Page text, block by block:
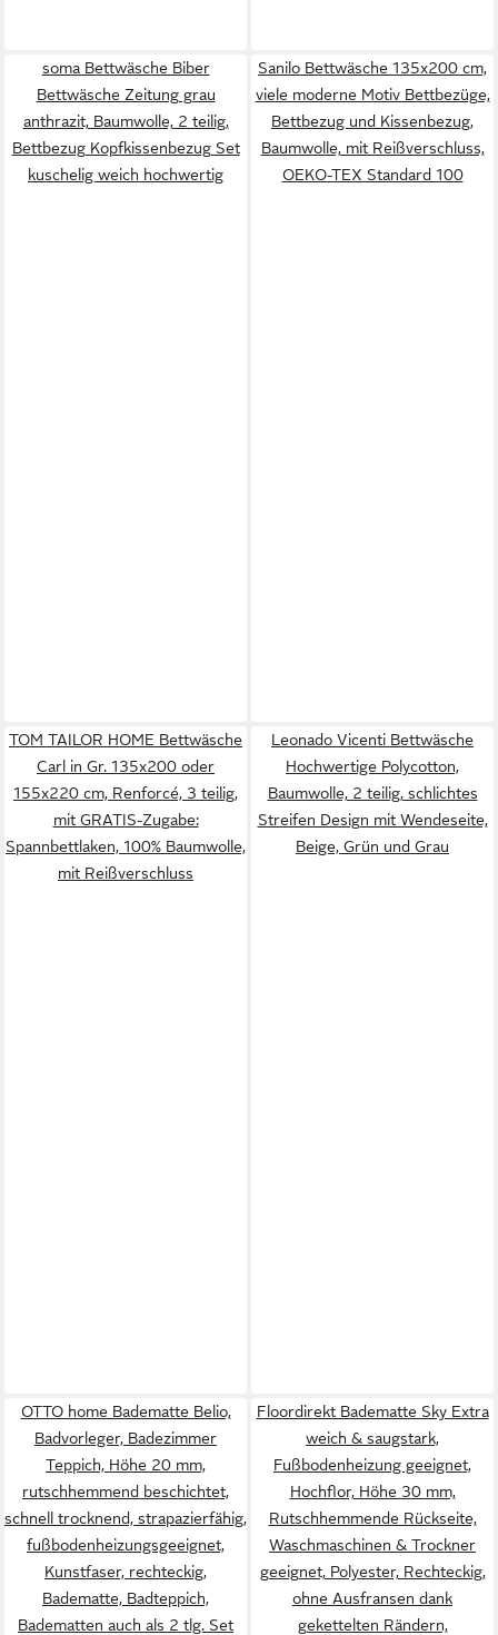
soma Bettwäsche Biber
Bettwäsche Zeitung grau
anthrazit, Baumwolle, 2 teilig,
Bettbezug Kopfkissenbezug Set
kuschelig weich hochwertig
Sanilo Bettwäsche 135x200 cm,
viele moderne Motiv Bettbezüge,
Bettbezug und Kissenbezug,
Baumwolle, mit Reißverschluss,
OEKO-TEX Standard 100
TOM TAILOR HOME Bettwäsche
Carl in Gr. 135x200 oder
155x220 cm, Renforcé, 3 teilig,
mit GRATIS-Zugabe:
Spannbettlaken, 100% Baumwolle,
mit Reißverschluss
Leonado Vicenti Bettwäsche
Hochwertige Polycotton,
Baumwolle, 2 teilig, schlichtes
Streifen Design mit Wendeseite,
Beige, Grün und Grau
OTTO home Badematte Belio,
Badvorleger, Badezimmer
Teppich, Höhe 20 mm,
rutschhemmend beschichtet,
schnell trocknend, strapazierfähig,
fußbodenheizungsgeeignet,
Kunstfaser, rechteckig,
Badematte, Badteppich,
Badematten auch als 2 tlg. Set
Floordirekt Badematte Sky Extra
weich & saugstark,
Fußbodenheizung geeignet,
Hochflor, Höhe 30 mm,
Rutschhemmende Rückseite,
Waschmaschinen & Trockner
geeignet, Polyester, Rechteckig,
ohne Ausfransen dank
gekettelten Rändern,